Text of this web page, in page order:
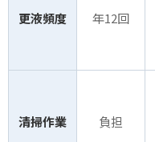
更液頻度 年12回
清掃作業 負担